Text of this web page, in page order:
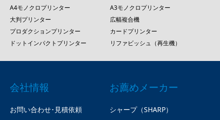
A4モノクロプリンター
A3モノクロプリンター
大判プリンター
広幅複合機
プロダクションプリンター
カードプリンター
ドットインパクトプリンター
リファビッシュ（再生機）
会社情報
お問い合わせ･見積依頼
お薦めメーカー
シャープ（SHARP）